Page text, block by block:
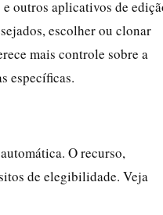
outros aplicativos de
escolher ou clonar
mais controle sobre a
específicas.
O recurso,
de elegibilidade. Veja